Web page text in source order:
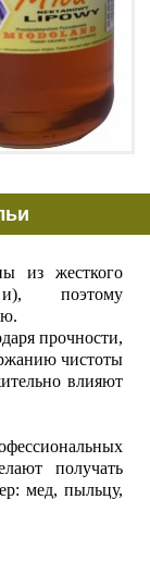
из жесткого
поэтому
прочности,
чистоты
влияют
получать
мед, пыльцу,